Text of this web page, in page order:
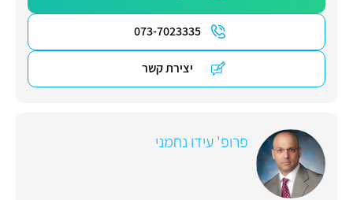
073-7023335
יצירת קשר
פרופ' עידו נחמני